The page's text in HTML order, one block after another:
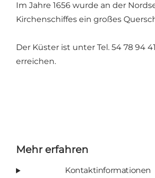
Im Jahre 1656 wurde an der
Kirchenschiffes ein großes
Der Küster ist unter Tel. 54 78 94
erreichen.
Mehr erfahren
Kontaktinformationen